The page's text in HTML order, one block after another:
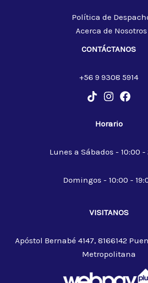
Política de
Acerca de Nosotros
CONTÁCTANOS
+56 9 9308 5914
Horario
Lunes a Sábados - 10:00 -
Domingos - 10:00 -
VISITANOS
Apóstol Bernabé 4147, 8166142
Metropolitana